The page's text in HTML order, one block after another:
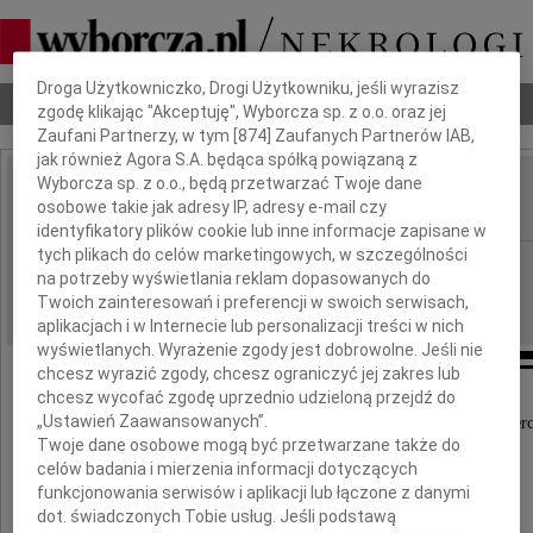
Nekrologi Odeszli Poradnik pogrzebowy
IMIĘ I NAZWISKO: Danuta Grabowska
REGION: cała Polska
DATA EMISJI: 06.07.2026
Z głębokim żalem przyjąłem wiadomość o
Dbamy o Twoją prywatność
Droga Użytkowniczko, Drogi Użytkowniku, jeśli wyrazisz
zgodę klikając "Akceptuję", Wyborcza sp. z o.o. oraz jej
Zaufani Partnerzy, w tym [874 ] Zaufanych Partnerów IAB,
jak również Agora S.A. będąca spółką powiązaną z
Wyborcza sp. z o.o., będą przetwarzać Twoje dane
osobowe takie jak adresy IP, adresy e-mail czy
identyfikatory plików cookie lub inne informacje zapisane w
tych plikach do celów marketingowych, w szczególności
na potrzeby wyświetlania reklam dopasowanych do
Twoich zainteresowań i preferencji w swoich serwisach,
aplikacjach i w Internecie lub personalizacji treści w nich
wyświetlanych. Wyrażenie zgody jest dobrowolne. Jeśli nie
chcesz wyrazić zgody, chcesz ograniczyć jej zakres lub
chcesz wycofać zgodę uprzednio udzieloną przejdź do
„Ustawień Zaawansowanych”.
Twoje dane osobowe mogą być przetwarzane także do
celów badania i mierzenia informacji dotyczących
funkcjonowania serwisów i aplikacji lub łączone z danymi
dot. świadczonych Tobie usług. Jeśli podstawą